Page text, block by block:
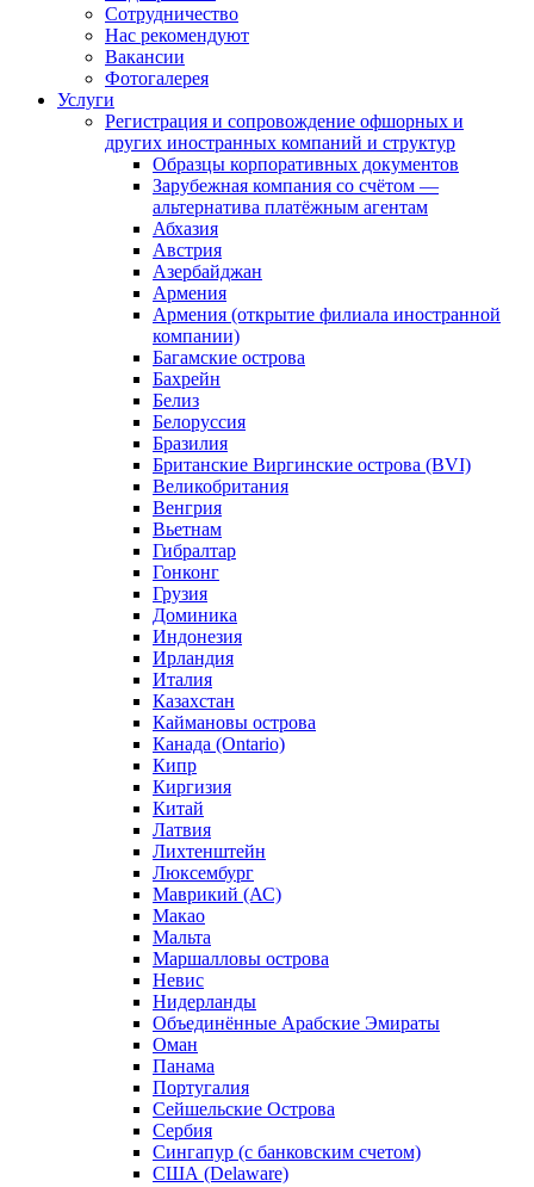
Сотрудничество
Нас рекомендуют
Вакансии
Фотогалерея
Услуги
Регистрация и сопровождение офшорных и
других иностранных компаний и структур
Образцы корпоративных документов
Зарубежная компания со счётом —
альтернатива платёжным агентам
Абхазия
Австрия
Азербайджан
Армения
Армения (открытие филиала иностранной
компании)
Багамские острова
Бахрейн
Белиз
Белоруссия
Бразилия
Британские Виргинские острова (BVI)
Великобритания
Венгрия
Вьетнам
Гибралтар
Гонконг
Грузия
Доминика
Индонезия
Ирландия
Италия
Казахстан
Каймановы острова
Канада (Ontario)
Кипр
Киргизия
Китай
Латвия
Лихтенштейн
Люксембург
Маврикий (АС)
Макао
Мальта
Маршалловы острова
Нeвис
Нидерланды
Объединённые Арабские Эмираты
Оман
Панама
Португалия
Сейшельские Острова
Сербия
Сингапур (c банковским счетом)
США (Delaware)